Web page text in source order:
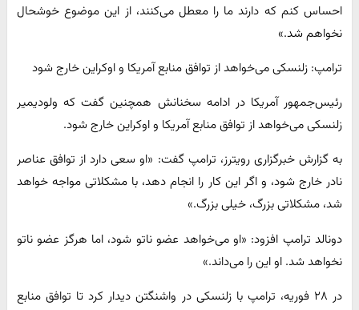
احساس کنم که دارند ما را معطل می‌کنند، از این موضوع خوشحال
نخواهم شد.»
ترامپ: زلنسکی می‌خواهد از توافق منابع آمریکا و اوکراین خارج شود
رئیس‌جمهور آمریکا در ادامه سخنانش همچنین گفت که ولودیمیر
زلنسکی می‌خواهد از توافق منابع آمریکا و اوکراین خارج شود.
به گزارش خبرگزاری رویترز، ترامپ گفت: «او سعی دارد از توافق عناصر
نادر خارج شود، و اگر این کار را انجام دهد، با مشکلاتی مواجه خواهد
شد، مشکلاتی بزرگ، خیلی بزرگ.»
دونالد ترامپ افزود: «او می‌خواهد عضو ناتو شود، اما هرگز عضو ناتو
نخواهد شد. او این را می‌داند.»
در ۲۸ فوریه، ترامپ با زلنسکی در واشنگتن دیدار کرد تا توافق منابع